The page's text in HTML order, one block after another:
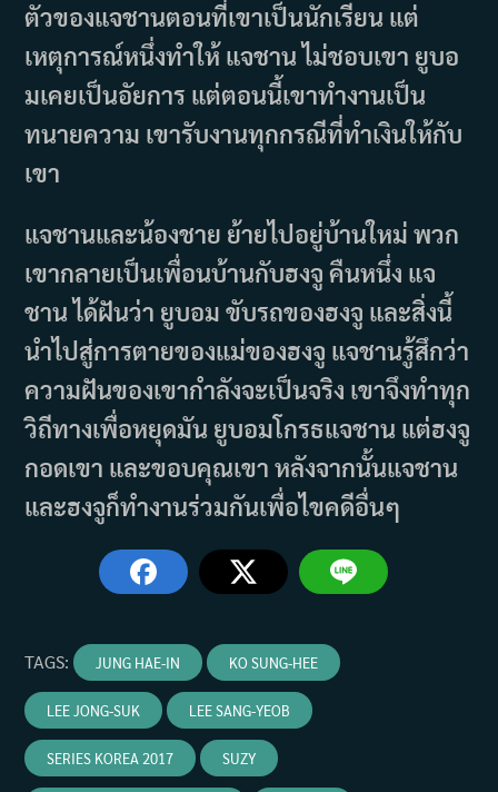
ตัวของแจชานตอนที่เขาเป็นนักเรียน แต่
เหตุการณ์หนึ่งทำให้ แจชาน ไม่ชอบเขา ยูบอ
มเคยเป็นอัยการ แต่ตอนนี้เขาทำงานเป็น
ทนายความ เขารับงานทุกกรณีที่ทำเงินให้กับ
เขา
แจชานและน้องชาย ย้ายไปอยู่บ้านใหม่ พวก
เขากลายเป็นเพื่อนบ้านกับฮงจู คืนหนึ่ง แจ
ชาน ได้ฝันว่า ยูบอม ขับรถของฮงจู และสิ่งนี้
นำไปสู่การตายของแม่ของฮงจู แจชานรู้สึกว่า
ความฝันของเขากำลังจะเป็นจริง เขาจึงทำทุก
วิถีทางเพื่อหยุดมัน ยูบอมโกรธแจชาน แต่ฮงจู
กอดเขา และขอบคุณเขา หลังจากนั้นแจชาน
และฮงจูก็ทำงานร่วมกันเพื่อไขคดีอื่นๆ
TAGS: JUNG HAE-IN KO SUNG-HEE
LEE JONG-SUK LEE SANG-YEOB
SERIES KOREA 2017 SUZY